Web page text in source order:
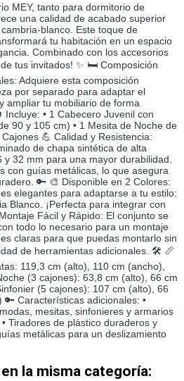
MEY, tanto para dormitorio de
una calidad de acabado superior
blanco. Este toque de
tu habitación en un espacio
Combinado con los accesorios
tus invitados! ✨ 🛏️ Composición
Adquiere esta composición
por separado para adaptar el
ampliar tu mobiliario de forma
Incluye: • 1 Cabecero Juvenil con
90 y 105 cm) • 1 Mesita de Noche de
💪 Calidad y Resistencia:
de chapa sintética de alta
32 mm para una mayor durabilidad.
con guías metálicas, lo que asegura
🔑 🎨 Disponible en 2 Colores:
elegantes para adaptarse a tu estilo:
Blanco. ¡Perfecta para integrar con
Fácil y Rápido: El conjunto se
todo lo necesario para un montaje
claras para que puedas montarlo sin
de herramientas adicionales. 🛠️ 📏
119,3 cm (alto), 110 cm (ancho),
(3 cajones): 63,8 cm (alto), 66 cm
(5 cajones): 107 cm (alto), 66
Características adicionales: •
mesitas, sinfonieres y armarios
Tiradores de plástico duraderos y
metálicas para un deslizamiento
la misma categoría: